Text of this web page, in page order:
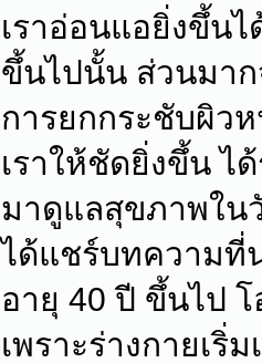
เราอ่อนแอยิ่งขึ้น
ขึ้นไปนั้น ส่วนมาก
การยกกระชับผิว
เราให้ชัดยิ่งขึ้น ไ
มาดูแลสุขภาพใน
ได้แชร์บทความที่
อายุ 40 ปี ขึ้นไป
เพราะร่างกายเ